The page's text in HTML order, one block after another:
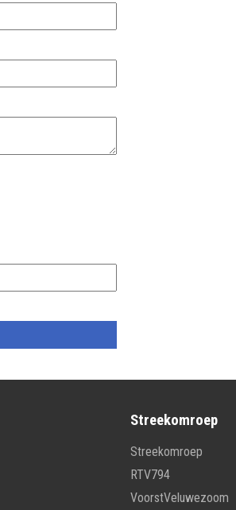
Streekomroep
Streekomroep
RTV794
VoorstVeluwezoom